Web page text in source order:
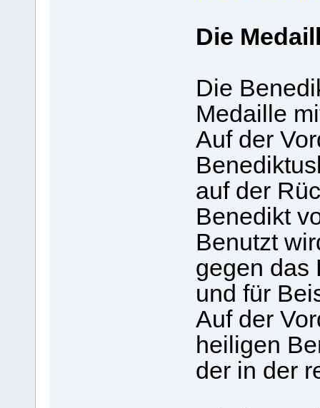
Die
Die
Medaille
Auf der
auf der
Benedikt
Benutzt
gegen das
und für
Auf der
heiligen
der in der